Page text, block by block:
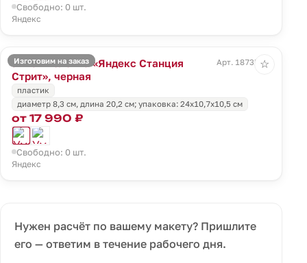
Свободно: 0 шт.
Яндекс
Изготовим на заказ
Умная колонка «Яндекс Станция
Стрит», черная
Арт. 18735.30
пластик
диаметр 8,3 см, длина 20,2 см; упаковка: 24x10,7x10,5 см
от 17 990 ₽
Свободно: 0 шт.
Яндекс
☆
Нужен расчёт по вашему макету? Пришлите
его — ответим в течение рабочего дня.